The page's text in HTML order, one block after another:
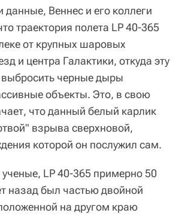
данные, Веннес и его коллеги
траектория полета LP 40-365
от крупных шаровых
и центра Галактики, откуда эту
черные дыры
объекты. Это, в свою
что данный белый карлик
взрыва сверхновой,
которой он послужил сам.
LP 40-365 примерно 50
назад был частью двойной
на другом краю